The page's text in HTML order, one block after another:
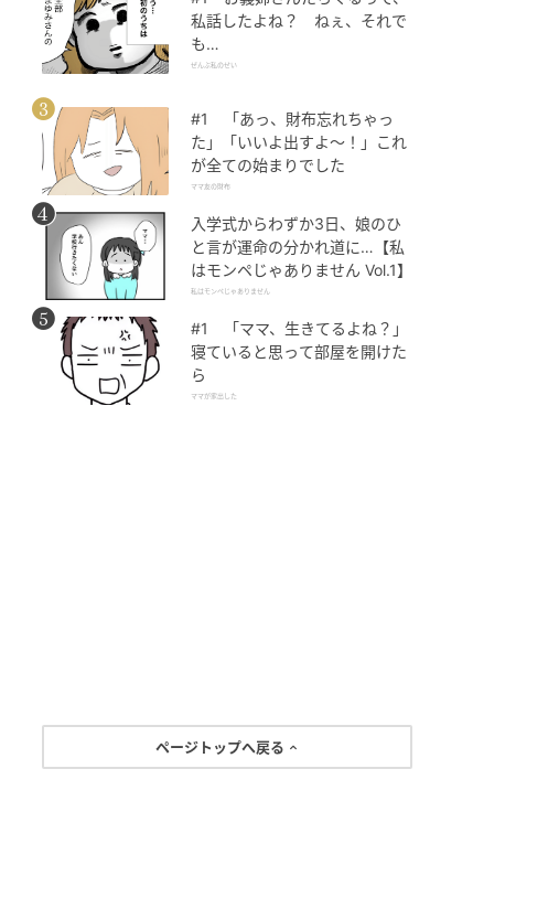
私話したよね？ ねぇ、それで
も…
ぜんぶ私のせい
#1 「あっ、財布忘れちゃっ
た」「いいよ出すよ〜！」これ
が全ての始まりでした
ママ友の財布
入学式からわずか3日、娘のひ
と言が運命の分かれ道に…【私
はモンペじゃありません Vol.1】
私はモンペじゃありません
#1 「ママ、生きてるよね？」
寝ていると思って部屋を開けた
ら
ママが家出した
ページトップへ戻る